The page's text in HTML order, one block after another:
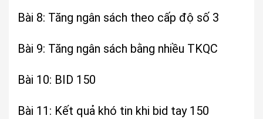
Bài 8: Tăng ngân sách theo cấp độ số 3
Bài 9: Tăng ngân sách bằng nhiều TKQC
Bài 10: BID 150
Bài 11: Kết quả khó tin khi bid tay 150